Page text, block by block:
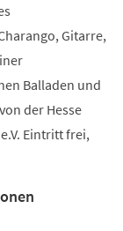
Gitarre,
Balladen und
der Hesse
Eintritt frei,